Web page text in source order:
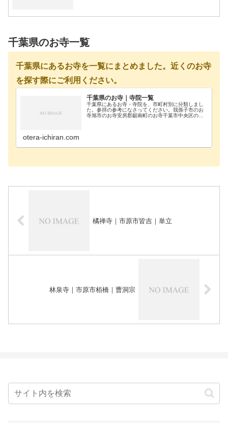
千葉県のお寺一覧
千葉県にあるお寺を一覧にまとめました。近くのお寺
を探す際にご利用ください。
千葉県のお寺｜寺院一覧
千葉県にあるお寺・寺院を、市町村別に分類しまし
た。参拝の参考になさってください。我孫子市のお
寺旭市のお寺安房郡鋸南町のお寺千葉市中央区のお
otera-ichiran.com
橘禅寺｜市原市皆吉｜単立
林泉寺｜市原市栢橋｜曹洞宗